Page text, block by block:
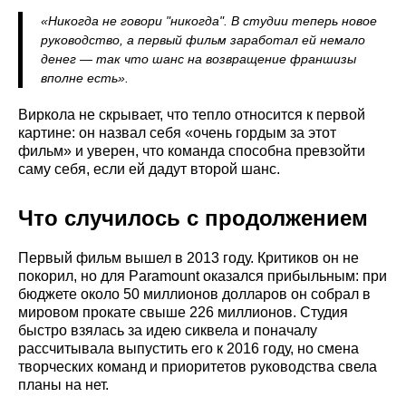
«Никогда не говори "никогда". В студии теперь новое
руководство, а первый фильм заработал ей немало
денег — так что шанс на возвращение франшизы
вполне есть».
Виркола не скрывает, что тепло относится к первой
картине: он назвал себя «очень гордым за этот
фильм» и уверен, что команда способна превзойти
саму себя, если ей дадут второй шанс.
Что случилось с продолжением
Первый фильм вышел в 2013 году. Критиков он не
покорил, но для Paramount оказался прибыльным: при
бюджете около 50 миллионов долларов он собрал в
мировом прокате свыше 226 миллионов. Студия
быстро взялась за идею сиквела и поначалу
рассчитывала выпустить его к 2016 году, но смена
творческих команд и приоритетов руководства свела
планы на нет.